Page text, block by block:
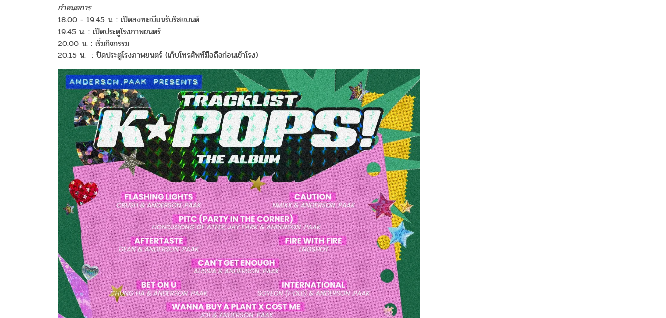
กำหนดการ
18.00 - 19.45 น. : เปิดลงทะเบียนรับริสแบนด์
19.45 น. : เปิดประตูโรงภาพยนตร์
20.00 น. : เริ่มกิจกรรม
20.15 น. : ปิดประตูโรงภาพยนตร์ (เก็บโทรศัพท์มือถือก่อนเข้าโรง)